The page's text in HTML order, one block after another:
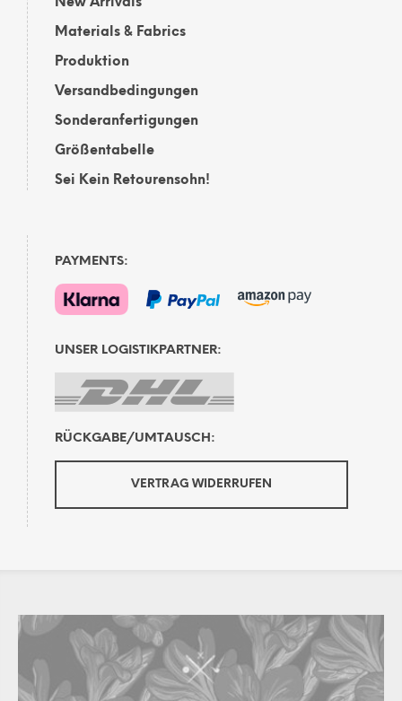
Materials & Fabrics
Produktion
Versandbedingungen
Sonderanfertigungen
Größentabelle
Sei Kein Retourensohn!
PAYMENTS:
UNSER LOGISTIKPARTNER:
RÜCKGABE/UMTAUSCH:
VERTRAG WIDERRUFEN